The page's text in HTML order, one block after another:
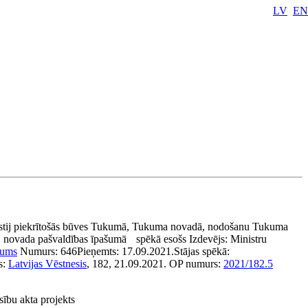
LV EN
piekrītošās būves Tukumā, Tukuma novadā, nodošanu Tukuma
novada pašvaldības īpašumā
spēkā esošs Izdevējs: Ministru
Numurs: 646Pieņemts: 17.09.2021.Stājas spēkā:
Latvijas Vēstnesis, 182, 21.09.2021. OP numurs: 2021/182.5
akta projekts